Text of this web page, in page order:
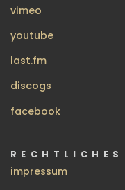
vimeo
youtube
last.fm
discogs
facebook
RECHTLICHES
impressum